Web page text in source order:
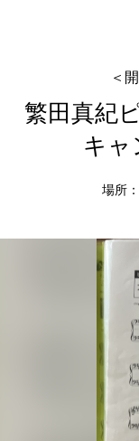
繁田真紀
＜
繁田真紀
キャ
場所